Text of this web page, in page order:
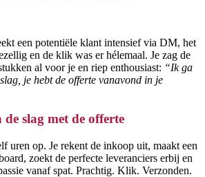
een potentiële klant intensief via DM, het
en de klik was er hélemaal. Je zag de
al voor je en riep enthousiast: “Ik ga
je hebt de offerte vanavond in je
slag met de offerte
uren op. Je rekent de inkoop uit, maakt een
zoekt de perfecte leveranciers erbij en
vanaf spat. Prachtig. Klik. Verzonden.